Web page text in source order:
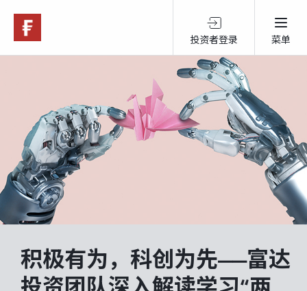
投资者登录 菜单
产品服务
跨境投资
可持续投资
市场观点
积极有为，科创为先——富达